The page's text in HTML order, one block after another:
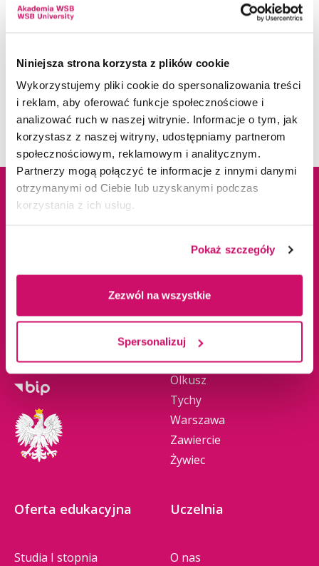
Niniejsza strona korzysta z plików cookie
Wykorzystujemy pliki cookie do spersonalizowania treści
i reklam, aby oferować funkcje społecznościowe i
analizować ruch w naszej witrynie. Informacje o tym, jak
korzystasz z naszej witryny, udostępniamy partnerom
społecznościowym, reklamowym i analitycznym.
Partnerzy mogą połączyć te informacje z innymi danymi
otrzymanymi od Ciebie lub uzyskanymi podczas
korzystania z ich usług.
Pokaż szczegóły
Zezwól na wszystkie
Spersonalizuj
Więcej informacji o stowarzyszeniu znajduje się
STRONIE
Członkostwo finansowane jest w ramach programu
Ministra Nauki i Szkolnictwa Wyższego pod nazwą
„Regionalna Inicjatywa Doskonałości” w latach 2019
- 2022 nr projektu 018/RID/2018/19.
Dane adresowe
41-300 Dąbrowa
tel.+48 32 295 93 00
info@wsb.edu.pl
NIP: 629-10-88-993
Dąbrowa Górnicza
Gliwice
Jaworzno
Katowice
Kraków
Olkusz
Tychy
Warszawa
Zawiercie
Żywiec
Oferta edukacyjna
Studia I stopnia
Uczelnia
O nas